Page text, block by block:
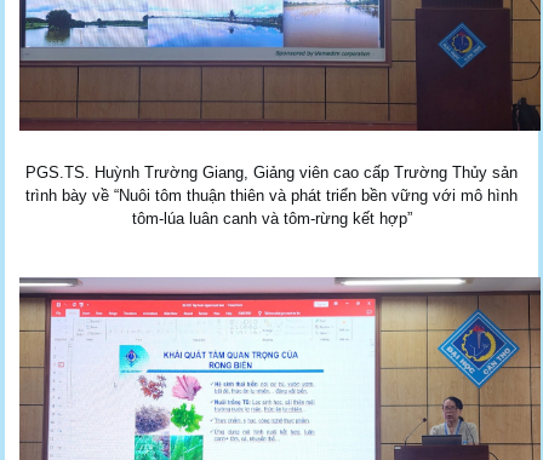
PGS.TS. Huỳnh Trường Giang, Giảng viên cao cấp Trường Thủy sản
trình bày về “Nuôi tôm thuận thiên và phát triển bền vững với mô hình
tôm-lúa luân canh và tôm-rừng kết hợp”